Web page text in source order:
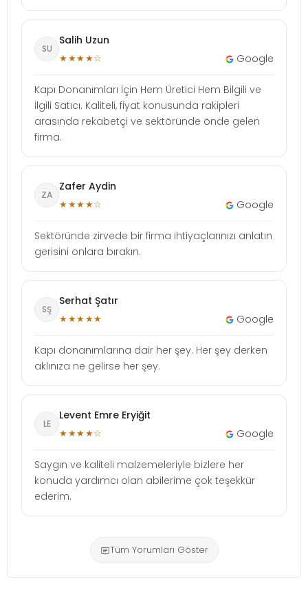
SU
Salih Uzun
★★★★☆ Google
Kapı Donanımları İçin Hem Üretici Hem Bilgili ve
İlgili Satıcı. Kaliteli, fiyat konusunda rakipleri
arasında rekabetçi ve sektöründe önde gelen
firma.
ZA
Zafer Aydin
★★★★☆ Google
Sektöründe zirvede bir firma ihtiyaçlarınızı anlatın
gerisini onlara bırakın.
SŞ
Serhat Şatır
★★★★★ Google
Kapı donanımlarına dair her şey. Her şey derken
aklınıza ne gelirse her şey.
LE
Levent Emre Eryiğit
★★★★☆ Google
Saygın ve kaliteli malzemeleriyle bizlere her
konuda yardımcı olan abilerime çok teşekkür
ederim.
Tüm Yorumları Göster